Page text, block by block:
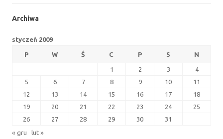
Archiwa
styczeń 2009
P W Ś C P S N
1 2 3
4
5
6 7 8 9 10
11
12
13 14 15 16 17
18
19
20 21 22 23 24
25
26
27 28 29 30 31
« gru lut »